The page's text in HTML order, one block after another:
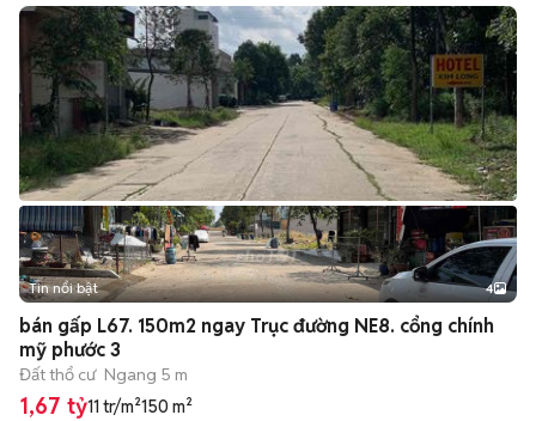
Tin nổi bật 4
bán gấp L67. 150m2 ngay Trục đường NE8. cổng chính
mỹ phước 3
Đất thổ cư Ngang 5 m
1,67 tỷ11 tr/m²150 m²